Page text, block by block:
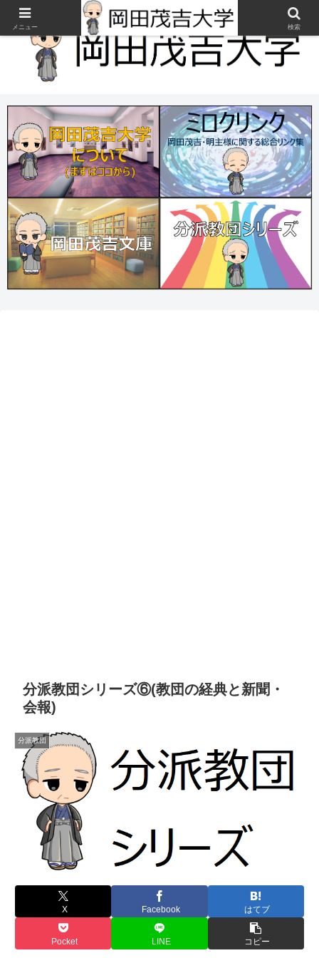
分派教団シリーズ⑥(教団の経典と新聞・
会報)
分派教団
X Facebook はてブ
Pocket LINE コピー
メニュー 検索